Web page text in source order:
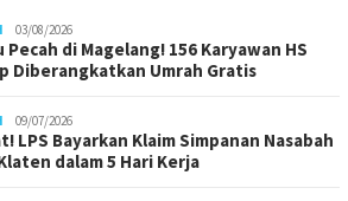
03/08/2026
Pecah di Magelang! 156 Karyawan HS
Diberangkatkan Umrah Gratis
09/07/2026
LPS Bayarkan Klaim Simpanan Nasabah
dalam 5 Hari Kerja